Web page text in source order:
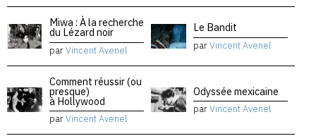
Miwa : À la recherche
du Lézard noir
parVincent Avenel
Le Bandit
parVincent Avenel
Comment réussir (ou
presque)
à Hollywood
parVincent Avenel
Odyssée mexicaine
parVincent Avenel